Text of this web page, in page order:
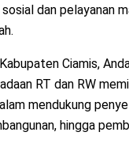
dan pelayanan
Ciamis,
RT dan RW
mendukung
hingga